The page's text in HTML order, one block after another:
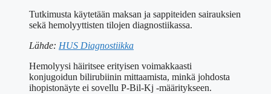
Tutkimusta käytetään maksan ja sappiteiden sairauksien
sekä hemolyyttisten tilojen diagnostiikassa.
Lähde: HUS Diagnostiikka
Hemolyysi häiritsee erityisen voimakkaasti
konjugoidun bilirubiinin mittaamista, minkä johdosta
ihopistonäyte ei sovellu P-Bil-Kj -määritykseen.